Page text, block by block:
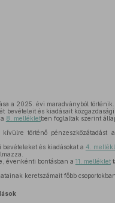
a 2025. évi maradványból történik.
bevételeit és kiadásait
8. mellékletben foglaltak szerint
kívülre történő
és kiadásokat a 4.
évenkénti bontásban a 11. melléklet
keretszámait főbb